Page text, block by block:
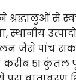
ने श्रद्धालुओं से
स्थानीय
जैसे पांच
करीब 51